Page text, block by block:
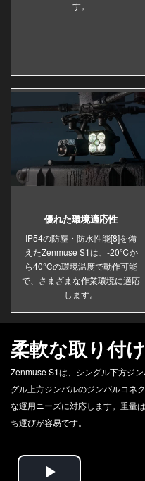
す。
優れた環境適応性
IP54の防塵・防水性能[8]を備
えたZenmuse S1は、-20℃か
ら40°Cの環境温度で動作可能
で、さまざまな作業環境に適応
します。
柔軟な取り付
Zenmuse S1は、シングル下方ジ
グル上方ジンバルのジンバルコネ
な運用ニーズに対応します。重量
ち運びが容易です。